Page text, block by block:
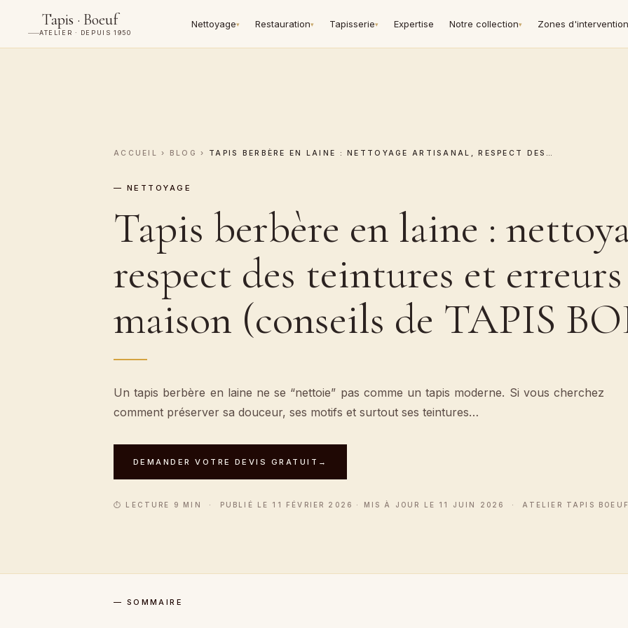
Tapis · Boeuf
ATELIER · DEPUIS 1950
Nettoyage▾ Restauration▾ Tapisserie▾ Expertise Notre collection▾ Zones d'intervention
ACCUEIL › BLOG › TAPIS BERBÈRE EN LAINE : NETTOYAGE ARTISANAL, RESPECT DES…
— NETTOYAGE
Tapis berbère en laine :
respect des teintures et
maison (conseils de TAPIS
Un tapis berbère en laine ne se “nettoie” pas comme un tapis moderne. Si vous cherchez
comment préserver sa douceur, ses motifs et surtout ses teintures…
DEMANDER VOTRE DEVIS GRATUIT →
⏱ LECTURE 9 MIN · PUBLIÉ LE 11 FÉVRIER 2026 · MIS À JOUR LE 11 JUIN 2026 · ATELIER TAPIS
— SOMMAIRE